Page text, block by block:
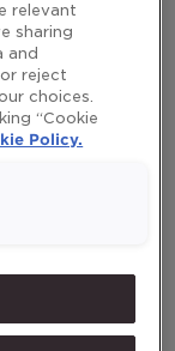
/ mikaelaruden
насчет
же?
relevant
sharing
and
reject
choices.
“Cookie
Policy.